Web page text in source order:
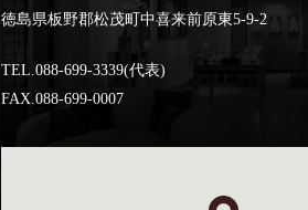
徳島県板野郡松茂町中喜来前原東5-9-2
TEL.088-699-3339(代表)
FAX.088-699-0007